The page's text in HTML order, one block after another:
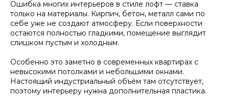
Ошибка многих интерьеров в стиле лофт — ставка
только на материалы. Кирпич, бетон, металл сами по
себе уже не создают атмосферу. Если поверхности
остаются полностью гладкими, помещение выглядит
слишком пустым и холодным.
Особенно это заметно в современных квартирах с
невысокими потолками и небольшими окнами.
Настоящий индустриальный объём там отсутствует,
поэтому интерьеру нужна дополнительная пластика.